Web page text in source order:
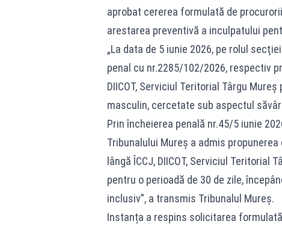
aprobat cererea formulată de
arestarea preventivă a inculpatului
„La data de 5 iunie 2026, pe rolul
penal cu nr.2285/102/2026, respectiv
DIICOT, Serviciul Teritorial Târgu
masculin, cercetate sub aspectul
Prin încheierea penală nr.45/5 iunie
Tribunalului Mureş a admis
lângă ÎCCJ, DIICOT, Serviciul
pentru o perioadă de 30 de zile,
inclusiv”, a transmis Tribunalul Mureș.
Instanța a respins solicitarea